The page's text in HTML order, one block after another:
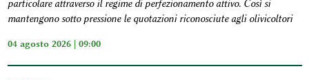
particolare attraverso il regime di perfezionamento attivo. Così si
mantengono sotto pressione le quotazioni riconosciute agli olivicoltori
04 agosto 2026 | 09:00